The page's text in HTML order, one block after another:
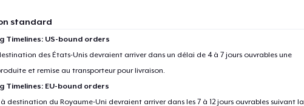
standard
Timelines: US-bound orders
des États-Unis devraient arriver dans un délai de 4 à 7 jours ouvrables une
et remise au transporteur pour livraison.
Timelines: EU-bound orders
destination du Royaume-Uni devraient arriver dans les 7 à 12 jours ouvrables suivant la